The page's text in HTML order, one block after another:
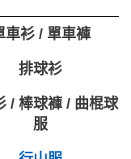
車衫 / 單車褲
排球衫
/ 棒球褲 / 曲棍球
服